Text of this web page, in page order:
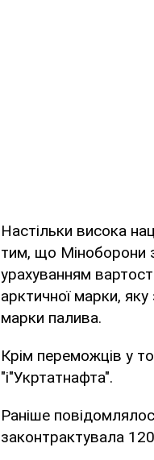
Настільки висока
тим, що Міноборони
урахуванням
арктичної марки,
марки палива.
Крім переможців у
"і"Укртатнафта".
Раніше
законтрактувала